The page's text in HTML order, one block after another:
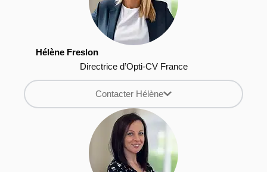
Hélène Freslon
Directrice d’Opti-CV France
Contacter Hélène